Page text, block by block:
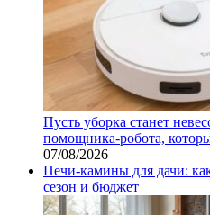
Пусть уборка станет
помощника‑робота,
07/08/2026
Печи-камины для дачи:
сезон и бюджет